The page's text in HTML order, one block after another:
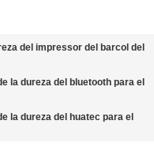
del impressor del barcol del
la dureza del bluetooth para el
la dureza del huatec para el